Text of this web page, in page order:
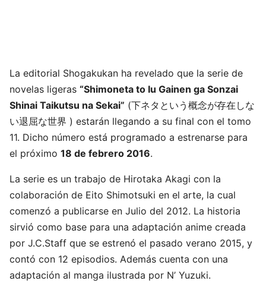
La editorial Shogakukan ha revelado que la serie de
novelas ligeras “Shimoneta to Iu Gainen ga Sonzai
Shinai Taikutsu na Sekai” (下ネタという概念が存在しな
い退屈な世界 ) estarán llegando a su final con el tomo
11. Dicho número está programado a estrenarse para
el próximo 18 de febrero 2016.
La serie es un trabajo de Hirotaka Akagi con la
colaboración de Eito Shimotsuki en el arte, la cual
comenzó a publicarse en Julio del 2012. La historia
sirvió como base para una adaptación anime creada
por J.C.Staff que se estrenó el pasado verano 2015, y
contó con 12 episodios. Además cuenta con una
adaptación al manga ilustrada por N’ Yuzuki.